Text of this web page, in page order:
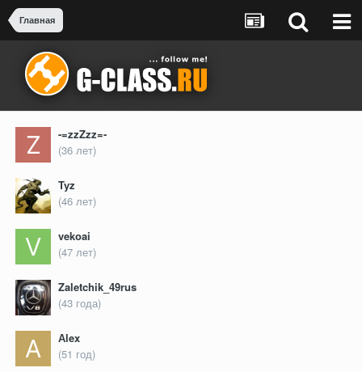
Главная
-=zzZzz=-
(36 лет)
Tyz
(46 лет)
vekoai
(47 лет)
Zaletchik_49rus
(43 года)
Аlex
(51 год)